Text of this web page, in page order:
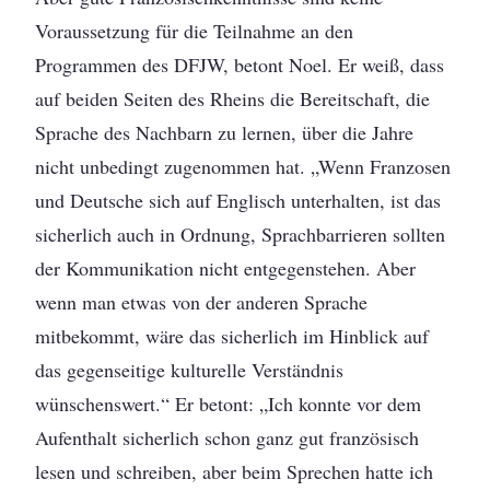
Voraussetzung für die Teilnahme an den
Programmen des DFJW, betont Noel. Er weiß, dass
auf beiden Seiten des Rheins die Bereitschaft, die
Sprache des Nachbarn zu lernen, über die Jahre
nicht unbedingt zugenommen hat. „Wenn Franzosen
und Deutsche sich auf Englisch unterhalten, ist das
sicherlich auch in Ordnung, Sprachbarrieren sollten
der Kommunikation nicht entgegenstehen. Aber
wenn man etwas von der anderen Sprache
mitbekommt, wäre das sicherlich im Hinblick auf
das gegenseitige kulturelle Verständnis
wünschenswert.“ Er betont: „Ich konnte vor dem
Aufenthalt sicherlich schon ganz gut französisch
lesen und schreiben, aber beim Sprechen hatte ich